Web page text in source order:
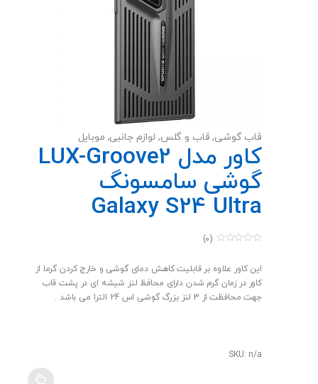
قاب گوشی, قاب و گلس, لوازم جانبی, موبایل
کاور مدل LUX-Groove2
گوشی سامسونگ
Galaxy S24 Ultra
u
o
5
(0)
این کاور علاوه بر قابلیت کاهش دمای گوشی و خارج کردن گرما از
کاور در زمان گرم شدن دارای محافظ لنز شیشه ای در پشت قاب
جهت محافظت از 3 لنز بزرگ گوشی اس 24 الترا می باشد .
SKU: n/a